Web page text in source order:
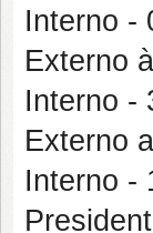
Interno -
Externo
Interno -
Externo
Interno -